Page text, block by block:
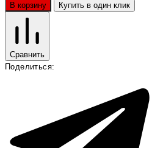
В корзину Купить в один клик
Сравнить
Поделиться: